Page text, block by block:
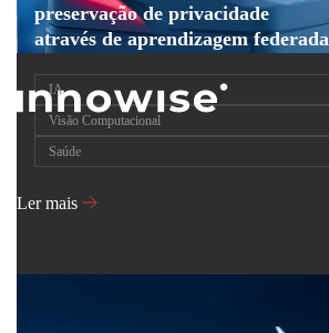
preservação de privacidade
através de aprendizagem federada
IA
Visão Computacional
Saúde
Ler mais